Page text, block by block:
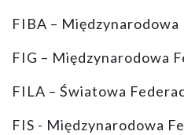
FIBA –
FIG – Międzynarodowa
FILA – Światowa
FIS - Międzynarodowa